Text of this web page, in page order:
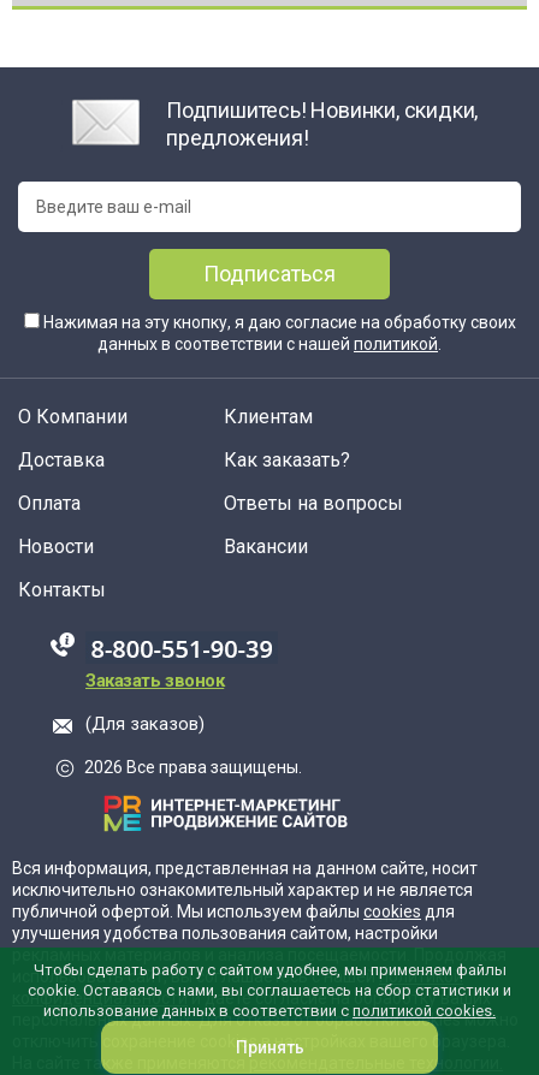
Подпишитесь! Новинки, скидки,
предложения!
Подписаться
Нажимая на эту кнопку, я даю согласие на обработку своих
данных в соответствии с нашей политикой
О Компании
Доставка
Оплата
Новости
Клиентам
Как заказать?
Ответы на вопросы
Вакансии
Контакты
88005555550
Заказать звонок
(Для заказов)
2026 Все права защищены.
Вся информация, представленная на данном сайте, носит
исключительно ознакомительный характер и не является
публичной офертой. Мы используем файлы cookies для
улучшения удобства пользования сайтом, настройки
использовать сайт, вы соглашаетесь с нашейполитикой
конфиденциальностии даёте согласие на обработку ваших
персональных данных. Для отказа от обработки cookies можно
отключить сохранение cookies в настройках вашего браузера.
На сайте также применяются рекомендательные технологии.
Чтобы сделать работу с сайтом удобнее, мы применяем файлы
cookie. Оставаясь с нами, вы соглашаетесь на сбор статистики и
использование данных в соответствии с политикой cookies.
Принять